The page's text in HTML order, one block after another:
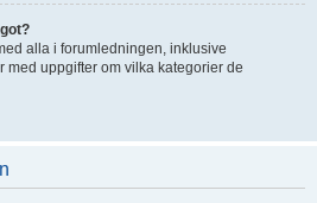
alla i forumledningen, inklusive
med uppgifter om vilka kategorier de